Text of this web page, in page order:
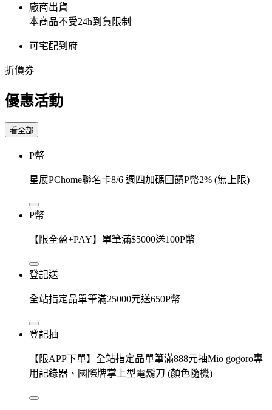
廠商出貨
本商品不受24h到貨限制
可宅配到府
折價券
優惠活動
看全部
P幣
星展PChome聯名卡8/6 週四加碼回饋P幣2% (無上限)
P幣
【限全盈+PAY】單筆滿$5000送100P幣
登記送
全站指定品單筆滿25000元送650P幣
登記抽
【限APP下單】全站指定品單筆滿888元抽Mio gogoro專
用記錄器、國際牌掌上型電鬍刀 (顏色隨機)